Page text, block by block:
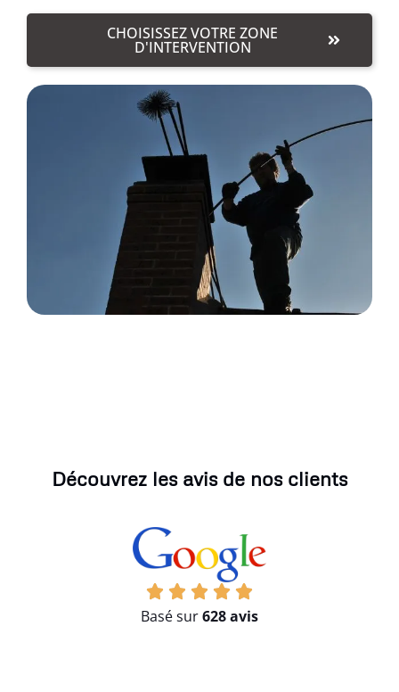
CHOISISSEZ VOTRE ZONE
D'INTERVENTION
Découvrez les avis de nos clients
Basé sur628 avis